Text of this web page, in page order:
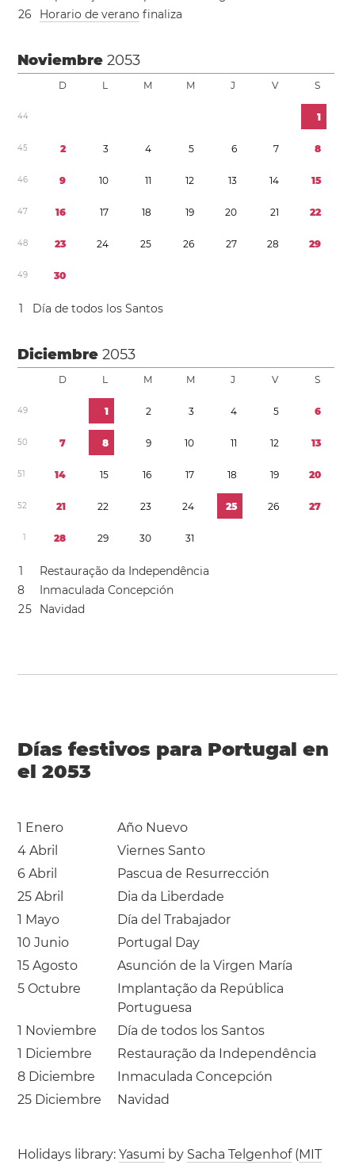
26 Horario de verano finaliza
Noviembre2053
D L M M J V S
44 1
45 2 3 4 5 6 7 8
46 9 10 11 12 13 14 15
47 16 17 18 19 20 21 22
48 23 24 25 26 27 28 29
49 30
1 Día de todos los Santos
Diciembre2053
D L M M J V S
49 1 2 3 4 5 6
50 7 8 9 10 11 12 13
51 14 15 16 17 18 19 20
52 21 22 23 24 25 26 27
1 28 29 30 31
1
Restauração da Independência
8
Inmaculada Concepción
25 Navidad
Días festivos para Portugal en
el 2053
1 Enero
Año Nuevo
4 Abril
Viernes Santo
6 Abril
Pascua de Resurrección
25 Abril
Dia da Liberdade
1 Mayo
Día del Trabajador
10 Junio
Portugal Day
15 Agosto
Asunción de la Virgen María
5 Octubre
Implantação da República
Portuguesa
1 Noviembre
Día de todos los Santos
1 Diciembre
Restauração da Independência
8 Diciembre
Inmaculada Concepción
25 Diciembre
Navidad
Holidays library:Yasumi by Sacha Telgenhof(MIT